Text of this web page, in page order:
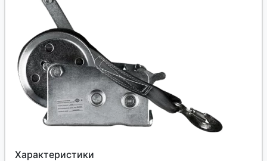
Характеристики